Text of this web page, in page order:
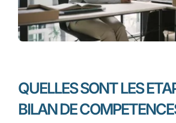
QUELLES SONT LES
BILAN DE